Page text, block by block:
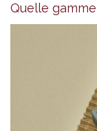
Quelle